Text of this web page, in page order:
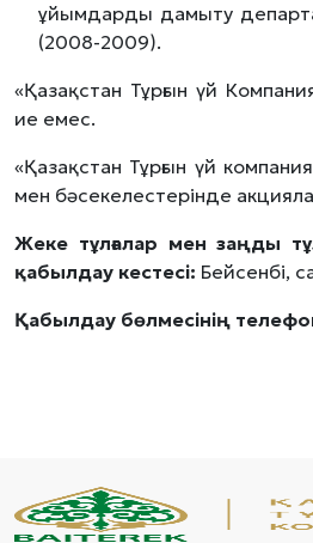
ұйымдарды дамыту
(2008-2009).
«Қазақстан Тұрғын үй
ие емес.
«Қазақстан Тұрғын үй
мен бәсекелестерінде
Жеке тұлғалар мен заңды
қабылдау кестесі: Бейсенбі,
Қабылдау бөлмесінің